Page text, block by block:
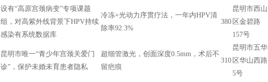
设有“高原宫颈病变”专项课题
组，对高紫外线背景下HPV持续
感染有系统数据库
冷冻+光动力序贯疗法，一年内HPV清
除率92.3%
380
昆明市西山
区金碧路
157号
昆明市唯一“青少年宫颈关爱门
诊”，保护未婚未育患者隐私
超细管激光，创面深度0.5mm，术后不
留疤痕
310
昆明市五华
区华山西路
5号